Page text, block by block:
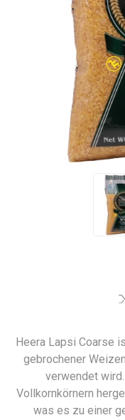
Heera Lapsi Coarse
gebrochener
verwendet
Vollkornkörnern
was es zu einer